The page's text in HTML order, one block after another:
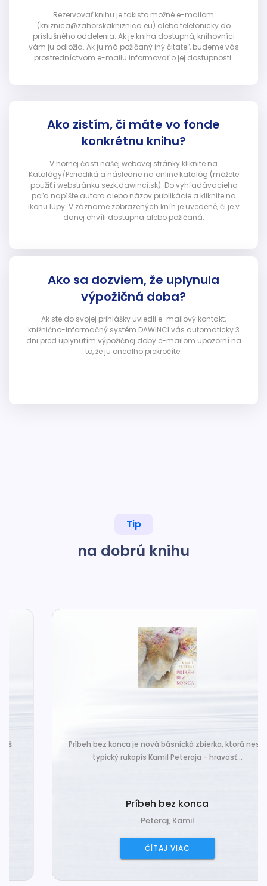
Rezervovať knihu je takisto možné e-mailom
(kniznica@zahorskakniznica.eu) alebo telefonicky do
príslušného oddelenia. Ak je kniha dostupná, knihovníci
vám ju odložia. Ak ju má požičaný iný čitateľ, budeme vás
prostredníctvom e-mailu informovať o jej dostupnosti.
Ako zistím, či máte vo fonde
konkrétnu knihu?
V hornej časti našej webovej stránky kliknite na
Katalógy/Periodiká a následne na online katalóg (môžete
použiť i webstránku sezk.dawinci.sk). Do vyhľadávacieho
poľa napíšte autora alebo názov publikácie a kliknite na
ikonu lupy. V zázname zobrazených kníh je uvedené, či je v
danej chvíli dostupná alebo požičaná.
Ako sa dozviem, že uplynula
výpožičná doba?
Ak ste do svojej prihlášky uviedli e-mailový kontakt,
knižnično-informačný systém DAWINCI vás automaticky 3
dni pred uplynutím výpožičnej doby e-mailom upozorní na
to, že ju onedlho prekročíte.
Tip
na dobrú knihu
Príbeh bez konca je nová básnická zbierka, ktorá nesie
typický rukopis Kamil Peteraja - hravosť...
Príbeh bez konca
Peteraj, Kamil
ČÍTAJ VIAC